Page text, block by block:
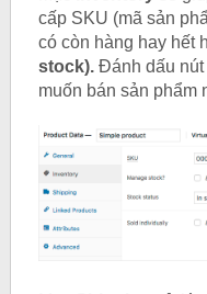
cấp SKU (mã sản
có còn hàng hay hết
stock). Đánh dấu nút
muốn bán sản phẩm